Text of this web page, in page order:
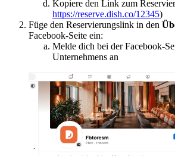
Kopiere den Link zum
https://reserve.dish.co/12345)
Füge den Reservierungslink in den
Facebook-Seite ein:
Melde dich bei der Facebook-
Unternehmens an